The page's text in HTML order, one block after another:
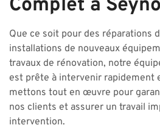
Complet à
Que ce soit pour des réparations
installations de nouveaux
travaux de rénovation, notre
est prête à intervenir rapidement
mettons tout en œuvre pour
nos clients et assurer un travail
intervention.